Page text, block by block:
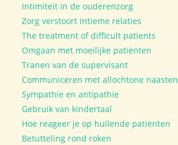
Intimiteit in de ouderenzorg
Zorg verstoort intieme relaties
The treatment of difficult patients
Omgaan met moeilijke patiënten
Tranen van de supervisant
Communiceren met allochtone naasten
Sympathie en antipathie
Gebruik van kindertaal
Hoe reageer je op huilende patiënten
Betutteling rond roken